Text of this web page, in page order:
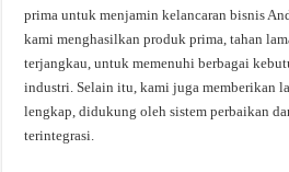
prima untuk menjamin kelancaran bisnis
kami menghasilkan produk prima, tahan
terjangkau, untuk memenuhi berbagai
industri. Selain itu, kami juga memberikan
lengkap, didukung oleh sistem perbaikan
terintegrasi.